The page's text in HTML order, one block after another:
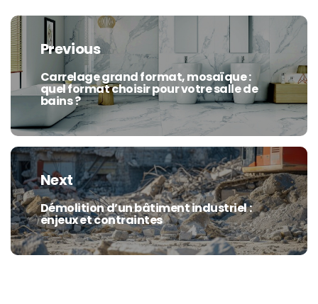
Navigation
de
l’article
Previous
Previous
post:
Carrelage grand format, mosaïque :
quel format choisir pour votre salle de
bains ?
Next
Next
post:
Démolition d’un bâtiment industriel :
enjeux et contraintes